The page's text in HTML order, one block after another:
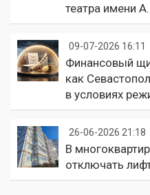
театра имени
09-07-2026 16:11
Финансовый
как
в условиях
26-06-2026 21:18
В
отключать